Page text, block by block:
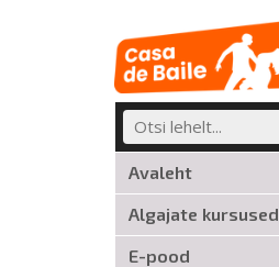
Avaleht
Algajate kursused
E-pood